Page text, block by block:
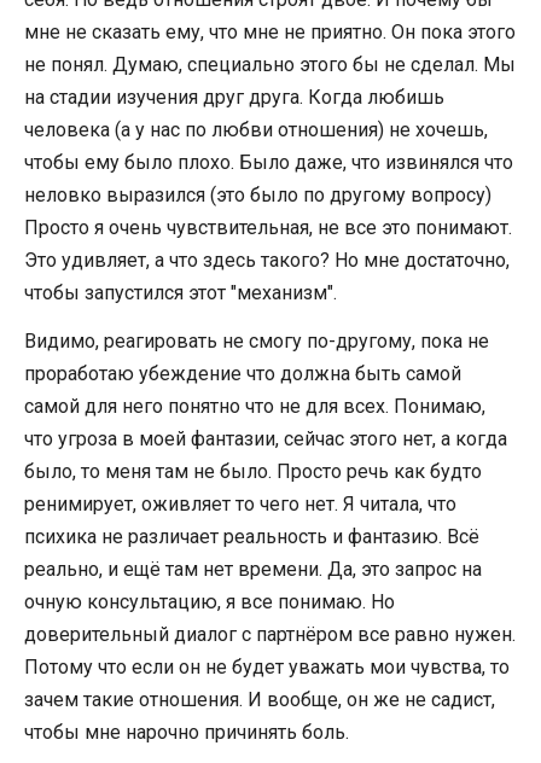
мне не сказать ему, что мне не приятно. Он пока этого
не понял. Думаю, специально этого бы не сделал. Мы
на стадии изучения друг друга. Когда любишь
человека (а у нас по любви отношения) не хочешь,
чтобы ему было плохо. Было даже, что извинялся что
неловко выразился (это было по другому вопросу)
Просто я очень чувствительная, не все это понимают.
Это удивляет, а что здесь такого? Но мне достаточно,
чтобы запустился этот "механизм".
Видимо, реагировать не смогу по-другому, пока не
проработаю убеждение что должна быть самой
самой для него понятно что не для всех. Понимаю,
что угроза в моей фантазии, сейчас этого нет, а когда
было, то меня там не было. Просто речь как будто
ренимирует, оживляет то чего нет. Я читала, что
психика не различает реальность и фантазию. Всё
реально, и ещё там нет времени. Да, это запрос на
очную консультацию, я все понимаю. Но
доверительный диалог с партнёром все равно нужен.
Потому что если он не будет уважать мои чувства, то
зачем такие отношения. И вообще, он же не садист,
чтобы мне нарочно причинять боль.